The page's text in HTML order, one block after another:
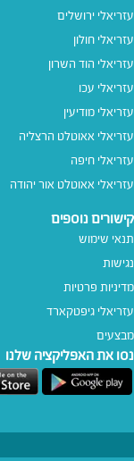
עזריאלי ירושלים
עזריאלי חולון
עזריאלי הוד השרון
עזריאלי עכו
עזריאלי מודיעין
עזריאלי אאוטלט הרצליה
עזריאלי חיפה
עזריאלי אאוטלט אור יהודה
קישורים נוספים
תנאי שימוש
נגישות
מדיניות פרטיות
עזריאלי גיפטקארד
מבצעים
נסו את האפליקציה שלנו